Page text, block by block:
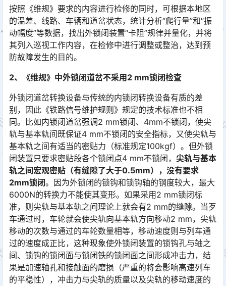
按照《维规》要求的内容进行检修的同时，可根据本地区
的温差、线路、车辆和道岔状态，统计分析“爬行量”和“振
动幅度”等数据，找出外锁闭装置“卡阻”规律并量化，并将
其列入巡视工作内容，在检修中进行调整或整治，达到预
防故障发生的目的。󠅅󠅃󠄵󠅂󠄪󠇖󠆨󠆨󠇕󠆞󠆒󠅬󠇘󠆭󠆘󠇙󠆝󠅵󠇗󠆭󠆁󠄐󠇗󠅹󠅸󠇖󠆍󠅳󠇖󠅹󠅰󠇖󠆌󠅹
2、《维规》中外锁闭道岔不采用2 mm锁闭检查
外锁闭道岔转换设备与传统的内锁闭转换设备有质的差
别，因此《铁路信号维护规则》规定的技术标准也不相
同。比如内锁闭道岔强调2 mm锁闭、4mm不锁闭，使尖
轨与基本轨间既保证4 mm不锁闭的安全指标，又使尖轨与
基本轨之间有适当的密贴力（标准规定100kgf）。但外锁
闭装置只要求密贴段各个锁闭点4 mm不锁闭，󠅅󠅃󠄵󠅂󠄪󠇖󠆨󠆨󠇕󠆞󠆒󠅬󠇘󠆭󠆘󠇙󠆝󠅵󠇗󠆭󠆁󠄐󠇗󠅹󠅸󠇖󠆍󠅳󠇖󠅹󠅰󠇖󠆌󠅹 尖轨与基本
轨之间宏观密贴（有缝隙了大于0.5mm），没有要求
2mm锁闭。因为外锁闭的锁钩和锁钩轴的钢度较大，最大
6000N的转换力不能使其变形。如果采用2 mm锁闭标
准，则尖轨与基本轨之间理论上就会有2 mm的缝隙。当歹
车通过时，车轮就会使尖轨向基本轨方向移动2 mm，尖轨
移动的次数与通过的车轮数量相等，移动速度则与列车通
过的速度成正比，这种现象使外锁闭装置的锁钩孔与轴之
间、锁钩的锁闭面与锁闭铁的锁闭面之间形成冲击力，结
果是加速轴孔和接触面的磨损（严重的将会影响高速列车
的平稳性），冲击力与尖轨的质量以及尖轨的移动速度的